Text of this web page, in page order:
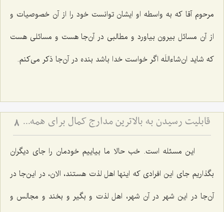
مرحوم آقا که به واسطه او ایشان توانست خود را از آن خصوصیات و
از آن مسائل بیرون بیاورد و مطالبی در آن‌جا هست و مسائلی هست
که شاید ان‌شاءاللَه اگر خواست خدا باشد بنده در آن‌جا ذکر می‌کنم.
قابلیت رسیدن به بالاترین مدارج کمال برای همه انسان ها 8
این مسئله است. خب حالا ما بیاییم خودمان را جای دیگران
بگذاریم جای این افرادی که اینها اهل لذت هستند، الان، در این‌جا در
آن‌جا در این شهر در آن شهر، اهل لذت و بگیر و بخند و مجالس و